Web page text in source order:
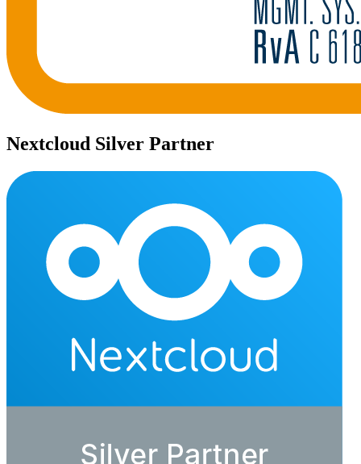
Nextcloud Silver Partner